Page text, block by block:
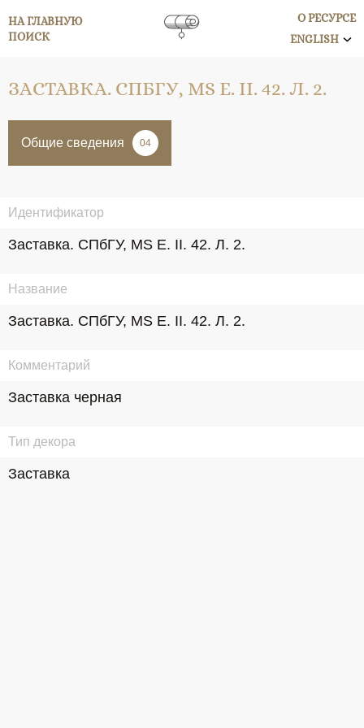
НА ГЛАВНУЮ
ПОИСК
О РЕСУРСЕ
ENGLISH
ЗАСТАВКА. СПБГУ, MS E. II. 42. Л. 2.
Общие сведения 04
Идентификатор
Заставка. СПбГУ, MS E. II. 42. Л. 2.
Название
Заставка. СПбГУ, MS E. II. 42. Л. 2.
Комментарий
Заставка черная
Тип декора
Заставка